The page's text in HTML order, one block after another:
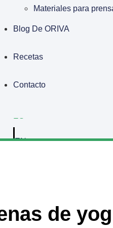
Materiales para
Blog De ORIVA
Recetas
Contacto
ES
EN
de